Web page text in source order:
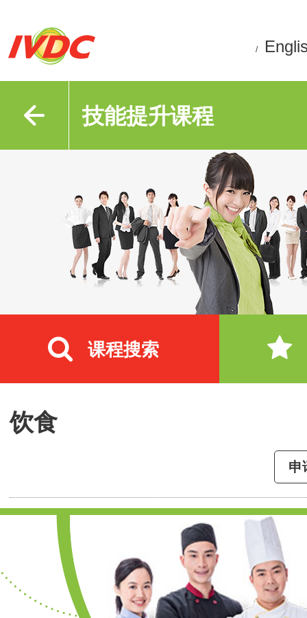
/
技能提升课程
课程搜索
饮食
申